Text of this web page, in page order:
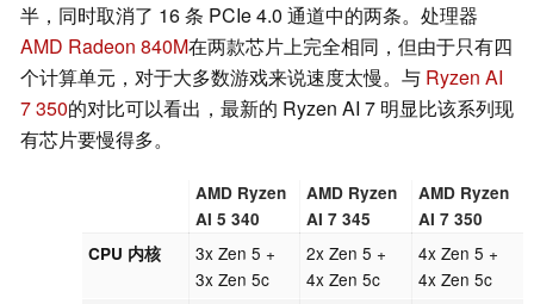
半，同时取消了 16 条 PCIe 4.0 通道中的两条。处理器
AMD Radeon 840M在两款芯片上完全相同，但由于只有四
个计算单元，对于大多数游戏来说速度太慢。与 Ryzen AI
7 350的对比可以看出，最新的 Ryzen AI 7 明显比该系列现
有芯片要慢得多。
AMD Ryzen
AI 5 340
AMD Ryzen
AI 7 345
AMD Ryzen
AI 7 350
CPU 内核
3x Zen 5 +
3x Zen 5c
2x Zen 5 +
4x Zen 5c
4x Zen 5 +
4x Zen 5c